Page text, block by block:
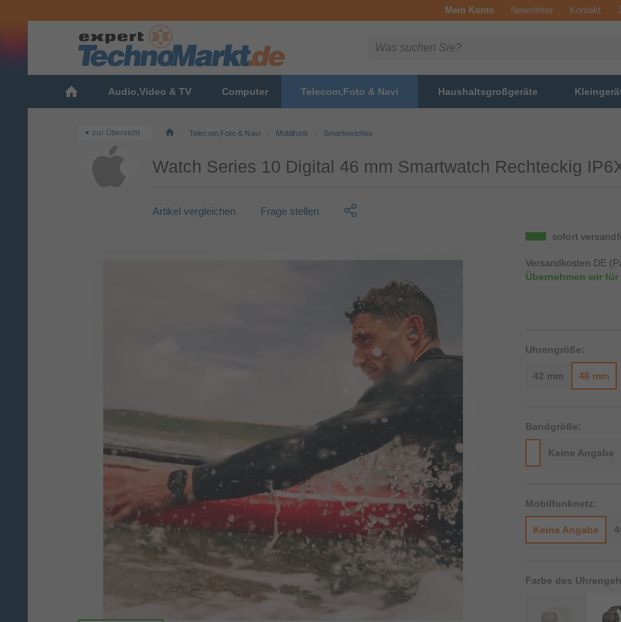
Mein Konto Newsletter Kontakt
Audio,Video & TV Computer Telecom,Foto & Navi Haushaltsgroßgeräte
zur Übersicht Telecom,Foto & Navi Mobilfunk Smartwatches
Watch Series 10 Digital 46 mm Smartwatch Rechteckig
Artikel vergleichen Frage stellen
sofort
Versandkosten DE
Übernehmen wir für
Uhrengröße:
42 mm 46 mm
Bandgröße:
Keine Angabe
Mobilfunknetz:
Keine Angabe
Farbe des